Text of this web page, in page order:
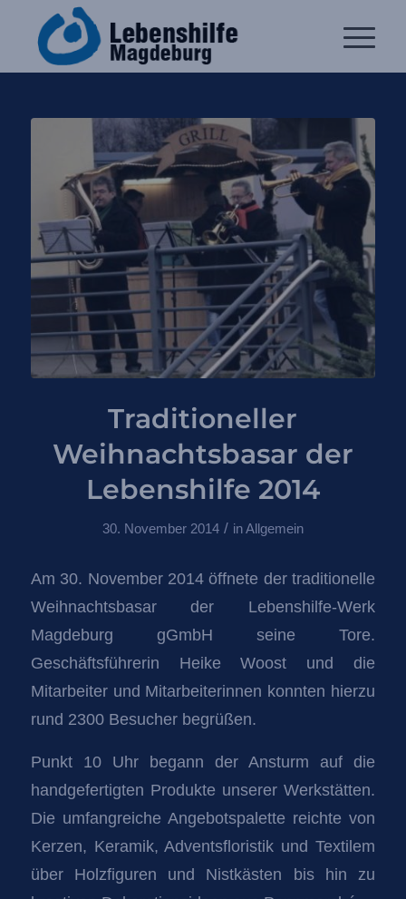
Traditioneller
Weihnachtsbasar der
Lebenshilfe 2014
30. November 2014 / inAllgemein
Am 30. November 2014 öffnete der traditionelle
Weihnachtsbasar der Lebenshilfe-Werk
Magdeburg gGmbH seine Tore.
Geschäftsführerin Heike Woost und die
Mitarbeiter und Mitarbeiterinnen konnten hierzu
rund 2300 Besucher begrüßen.
Punkt 10 Uhr begann der Ansturm auf die
handgefertigten Produkte unserer Werkstätten.
Die umfangreiche Angebotspalette reichte von
Kerzen, Keramik, Adventsfloristik und Textilem
über Holzfiguren und Nistkästen bis hin zu